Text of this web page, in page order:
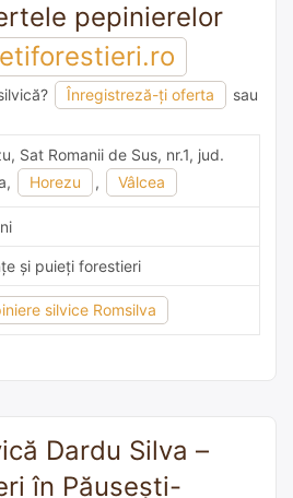
pepinierelor
Înregistreză-ți oferta
sau
Sat Romanii de Sus, nr.1, jud.
Horezu , Vâlcea
și puieți forestieri
silvice Romsilva
Dardu Silva –
în Păusești-